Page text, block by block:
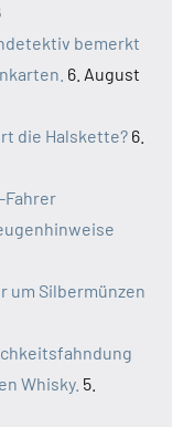
bemerkt
6. August
die Halskette? 6.
Fahrer
um Silbermünzen
Whisky. 5.